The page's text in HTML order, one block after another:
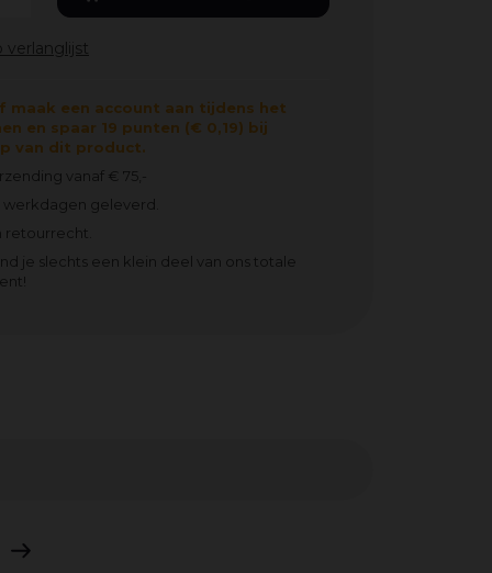
maak een account aan tijdens het
en spaar 19 punten (€ 0,19) bij
van dit product.
vanaf € 75,-
werkdagen geleverd.
retourrecht.
je slechts een klein deel van ons totale